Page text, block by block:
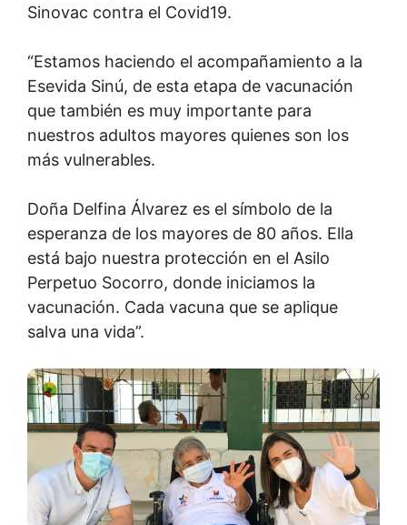
Sinovac contra el Covid19.
“Estamos haciendo el acompañamiento a la
Esevida Sinú, de esta etapa de vacunación
que también es muy importante para
nuestros adultos mayores quienes son los
más vulnerables.
Doña Delfina Álvarez es el símbolo de la
esperanza de los mayores de 80 años. Ella
está bajo nuestra protección en el Asilo
Perpetuo Socorro, donde iniciamos la
vacunación. Cada vacuna que se aplique
salva una vida”.